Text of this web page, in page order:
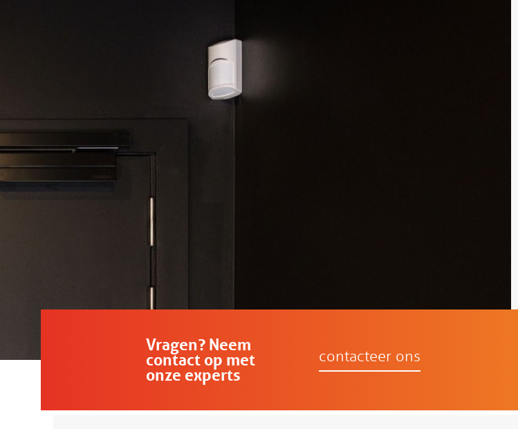
Vragen? Neem
contact op met
onze experts
contacteer ons